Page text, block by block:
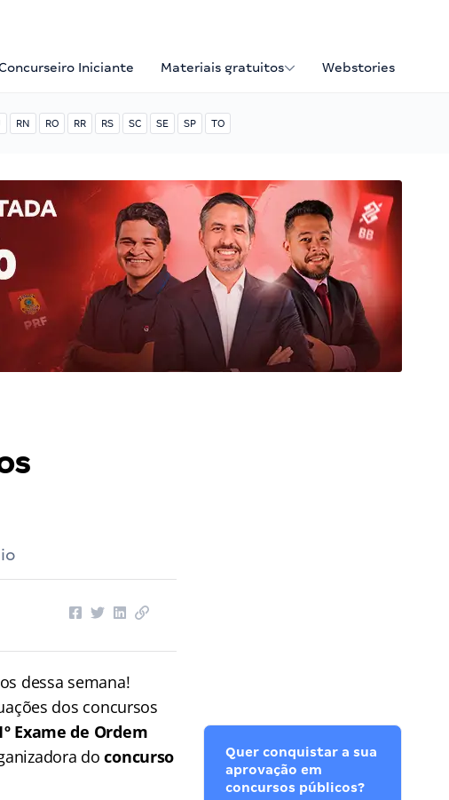
Iniciante Materiais gratuitos Webstories
RN RO RR RS SC SE SP TO
dessa semana!
dos concursos
Exame de Ordem
doconcurso
Quer conquistar a sua
aprovação em
concursos públicos?